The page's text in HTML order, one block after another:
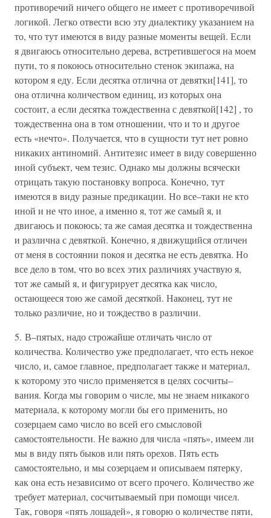
противоречий ничего общего не имеет с противоречивой
логикой. Легко отвести всю эту диалектику указанием на
то, что тут имеются в виду разные моменты вещей. Если
я двигаюсь относительно дерева, встретившегося на моем
пути, то я покоюсь относительно стенок экипажа, на
котором я еду. Если десятка отлична от девятки[141], то
она отлична количеством единиц, из которых она
состоит, а если десятка тождественна с девяткой[142] , то
тождественна она в том отношении, что и то и другое
есть «нечто». Получается, что в сущности тут нет ровно
никаких антиномий. Антитезис имеет в виду совершенно
иной субъект, чем тезис. Однако мы должны всячески
отрицать такую постановку вопроса. Конечно, тут
имеются в виду разные предикации. Но все–таки не кто
иной и не что иное, а именно я, тот же самый я, и
двигаюсь и покоюсь; та же самая десятка и тождественна
и различна с девяткой. Конечно, я движущийся отличен
от меня в состоянии покоя и десятка не есть девятка. Но
все дело в том, что во всех этих различиях участвую я,
тот же самый я, и фигурирует десятка как число,
остающееся тою же самой десяткой. Наконец, тут не
только различие, но и тождество в различии.
5. В–пятых, надо строжайше отличать число от
количества. Количество уже предполагает, что есть некое
число, и, самое главное, предполагает также и материал,
к которому это число применяется в целях сосчиты–
вания. Когда мы говорим о числе, мы не знаем никакого
материала, к которому могли бы его применить, но
созерцаем само число во всей его смысловой
самостоятельности. Не важно для числа «пять», имеем ли
мы в виду пять быков или пять орехов. Пять есть
самостоятельно, и мы созерцаем и описываем пятерку,
как она есть независимо от всего прочего. Количество же
требует материал, сосчитываемый при помощи чисел.
Так, говоря «пять лошадей», я говорю о количестве пяти,